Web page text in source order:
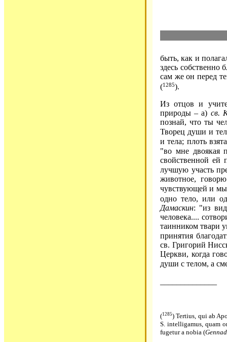
быть, как и
здесь
сам же он перед
(1285).
Из отцов и
природы – а) св.
познай, что ты
Творец души и
и тела; плоть
"во мне двоякая
свойственной ей
лучшую участь
животное,
чувствующей и
одно тело, или
Дамаскин: "из
человека....
таинником твари
принятия
св. Григорий
Церкви, когда
души с телом, а
(1285) Tertius, qui ab
S. intelligamus, quam
fugetur a nobia (